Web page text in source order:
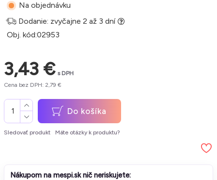
3,43 € s DPH
Cena bez DPH: 2,79 €
Na objednávku
Dodanie: zvyčajne 2 až 3 dní
Obj. kód:02953
Do košíka
Sledovať produkt Máte otázky k produktu?
Nákupom na mespi.sk nič neriskujete: